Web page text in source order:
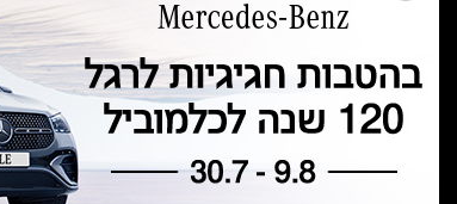
מגזין מרצדס-בנץ
ספרי רכב מרצדס-בנץ
נתוני זיהום אוויר וצריכת דלק וחשמל
נתוני תווית צמיגים
מחירון חלפים